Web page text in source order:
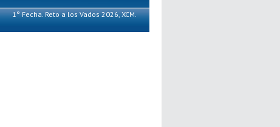
1° Fecha. Reto a los Vados 2026, XCM.